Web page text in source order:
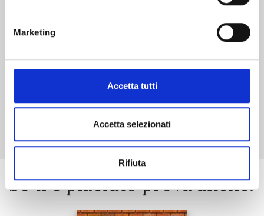
Marketing
Accetta tutti
Accetta selezionati
Rifiuta
Mostra tutto
Se ti è piaciuto prova anche: